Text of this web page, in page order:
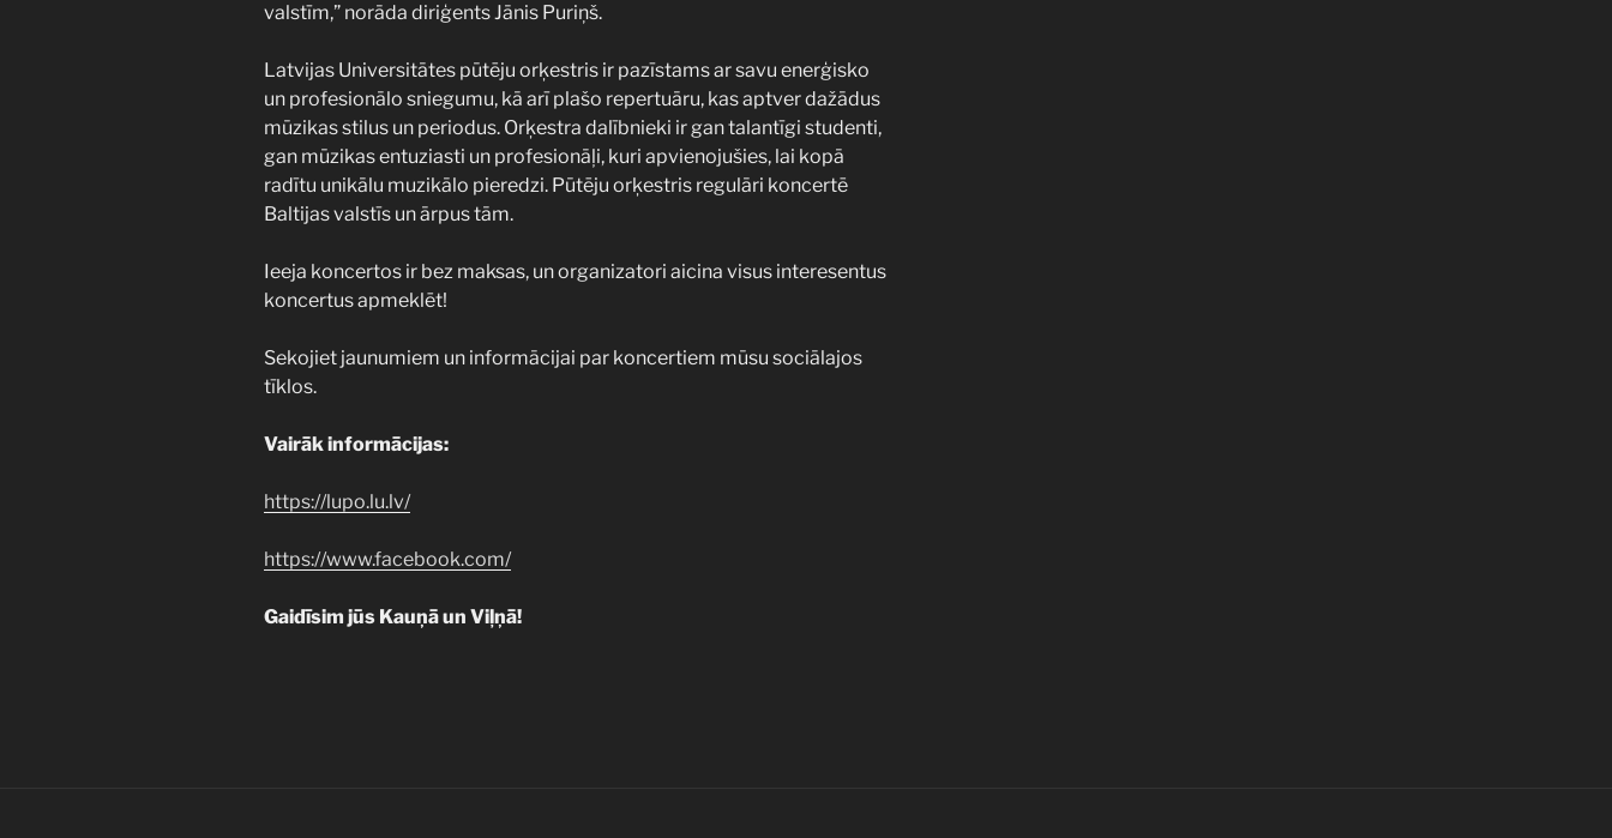
valstīm,” norāda diriģents Jānis Puriņš.
Latvijas Universitātes pūtēju orķestris ir pazīstams ar savu enerģisko
un profesionālo sniegumu, kā arī plašo repertuāru, kas aptver dažādus
mūzikas stilus un periodus. Orķestra dalībnieki ir gan talantīgi studenti,
gan mūzikas entuziasti un profesionāļi, kuri apvienojušies, lai kopā
radītu unikālu muzikālo pieredzi. Pūtēju orķestris regulāri koncertē
Baltijas valstīs un ārpus tām.
Ieeja koncertos ir bez maksas, un organizatori aicina visus interesentus
koncertus apmeklēt!
Sekojiet jaunumiem un informācijai par koncertiem mūsu sociālajos
tīklos.
Vairāk informācijas:
https://lupo.lu.lv/
https://www.facebook.com/
Gaidīsim jūs Kauņā un Viļņā!